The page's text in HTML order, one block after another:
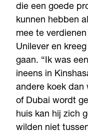
die een goede
kunnen hebben
mee te
Unilever en
gaan. “Ik was
ineens in
andere koek dan
of Dubai wordt
huis kan hij zich
wilden niet